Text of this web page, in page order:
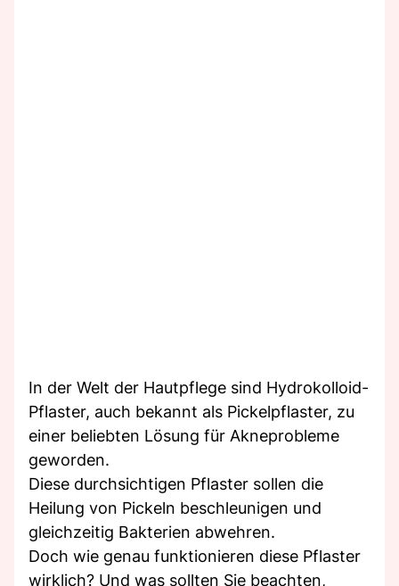
In der Welt der Hautpflege sind Hydrokolloid-
Pflaster, auch bekannt als Pickelpflaster, zu
einer beliebten Lösung für Akneprobleme
geworden.
Diese durchsichtigen Pflaster sollen die
Heilung von Pickeln beschleunigen und
gleichzeitig Bakterien abwehren.
Doch wie genau funktionieren diese Pflaster
wirklich? Und was sollten Sie beachten,